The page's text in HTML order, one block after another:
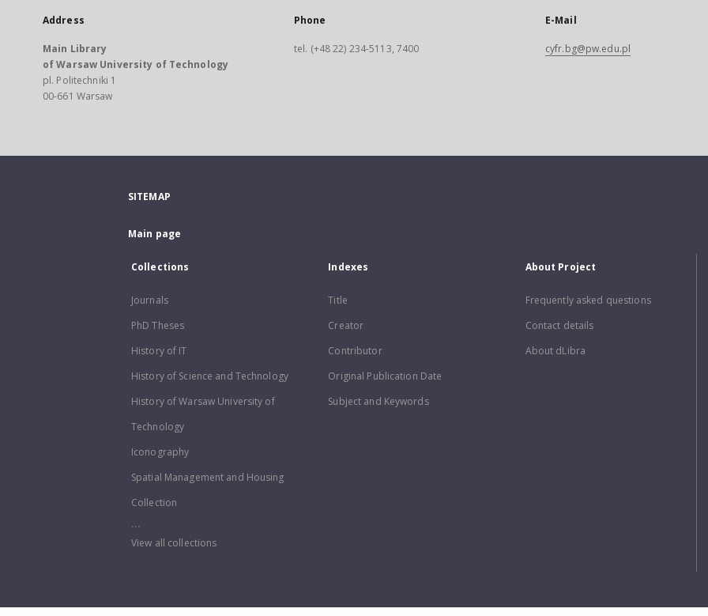
Address
Main Library
of Warsaw University of Technology
pl. Politechniki 1
00-661 Warsaw
Phone
tel. (+48 22) 234-5113, 7400
E-Mail
cyfr.bg@pw.edu.pl
SITEMAP
Main page
Collections
Journals
PhD Theses
History of IT
History of Science and Technology
History of Warsaw University of
Technology
Iconography
Spatial Management and Housing
Collection
...
View all collections
Indexes
Title
Creator
Contributor
Original Publication Date
Subject and Keywords
About Project
Frequently asked questions
Contact details
About dLibra